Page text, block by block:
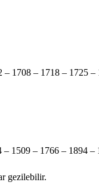
– 1708 – 1718 – 1725 –
1509 – 1766 – 1894 –
gezilebilir.